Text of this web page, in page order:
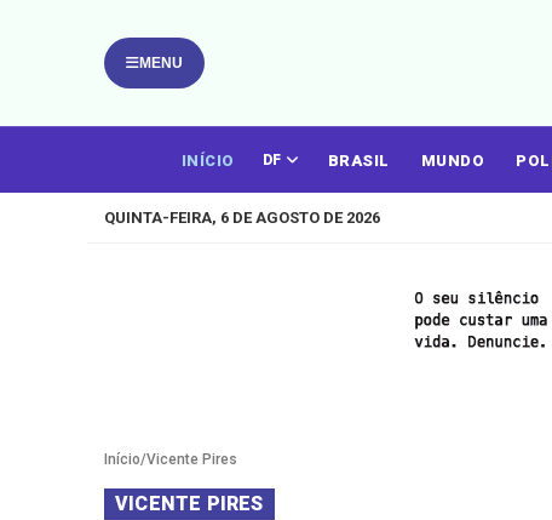
MENU
INÍCIO DF BRASIL MUNDO
QUINTA-FEIRA, 6 DE AGOSTO DE 2026
Início/Vicente Pires
VICENTE PIRES